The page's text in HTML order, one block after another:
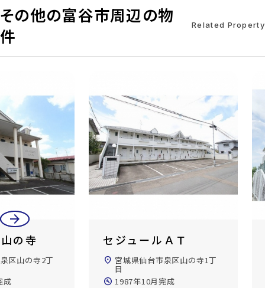
その他の富谷市周辺の物
件
Related Property
arrow_back
arrow_forward
の寺
区山の寺2丁
成
セジュールＡＴ
location_on 宮城県仙台市泉区山の寺1丁
目
build_circle 1987年10月完成